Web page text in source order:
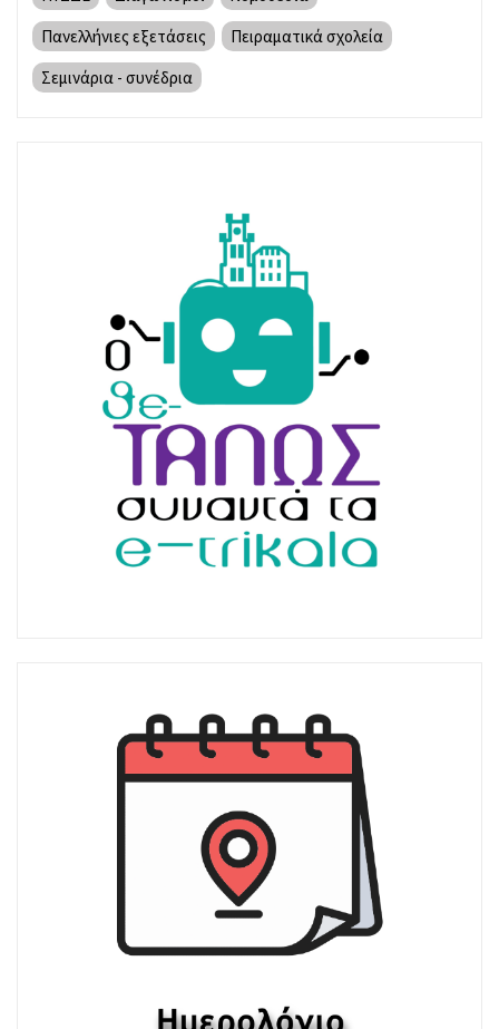
Πανελλήνιες εξετάσεις
Πειραματικά σχολεία
Σεμινάρια - συνέδρια